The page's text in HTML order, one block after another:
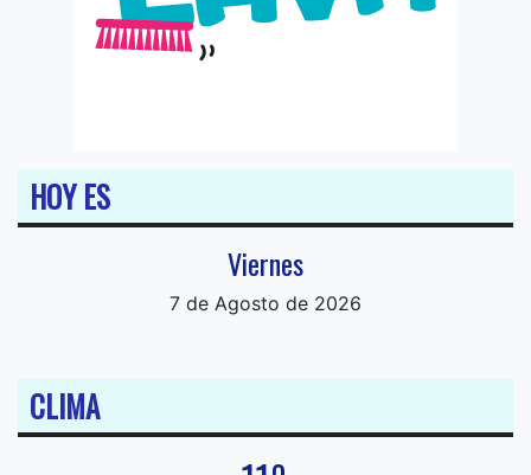
HOY ES
Viernes
7 de Agosto de 2026
CLIMA